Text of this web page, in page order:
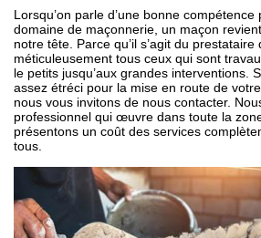
Lorsqu’on parle d’une bonne
domaine de maçonnerie, un maçon
notre tête. Parce qu’il s’agit du prestataire
méticuleusement tous ceux qui sont
le petits jusqu’aux grandes interventions.
assez étréci pour la mise en route de
nous vous invitons de nous contacter.
professionnel qui œuvre dans toute la
présentons un coût des services
tous.